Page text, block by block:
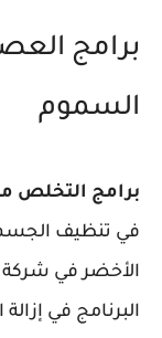
برامج
السموم
برامج التخلص
في تنظيف
الأخضر في شركة
البرنامج في